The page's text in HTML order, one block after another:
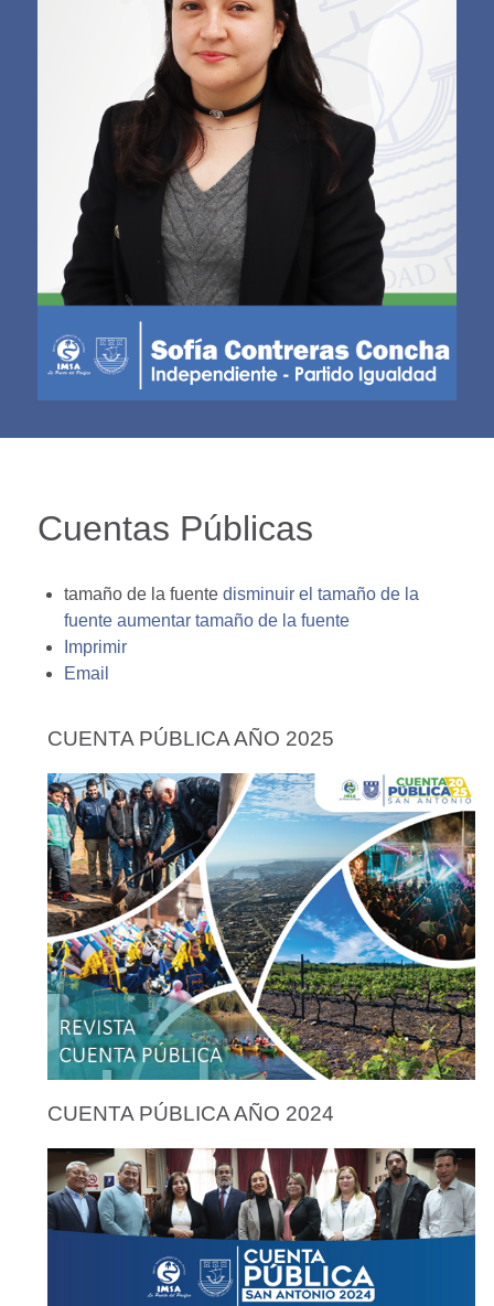
Cuentas Públicas
tamaño de la fuente disminuir el tamaño de la
fuente aumentar tamaño de la fuente
Imprimir
Email
CUENTA PÚBLICA AÑO 2025
CUENTA PÚBLICA AÑO 2024